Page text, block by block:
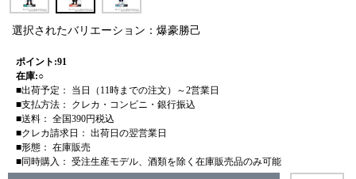
選択されたバリエーション：爆豪勝己
ポイント:91
在庫:○
■出荷予定： 当日（11時までの注文）～2営業日
■支払方法： クレカ・コンビニ・銀行振込
■送料： 全国390円税込
■クレカ請求日： 出荷日の翌営業日
■形態： 在庫販売
■同時購入： 受注生産モデル、酒類を除く在庫販売品のみ可能